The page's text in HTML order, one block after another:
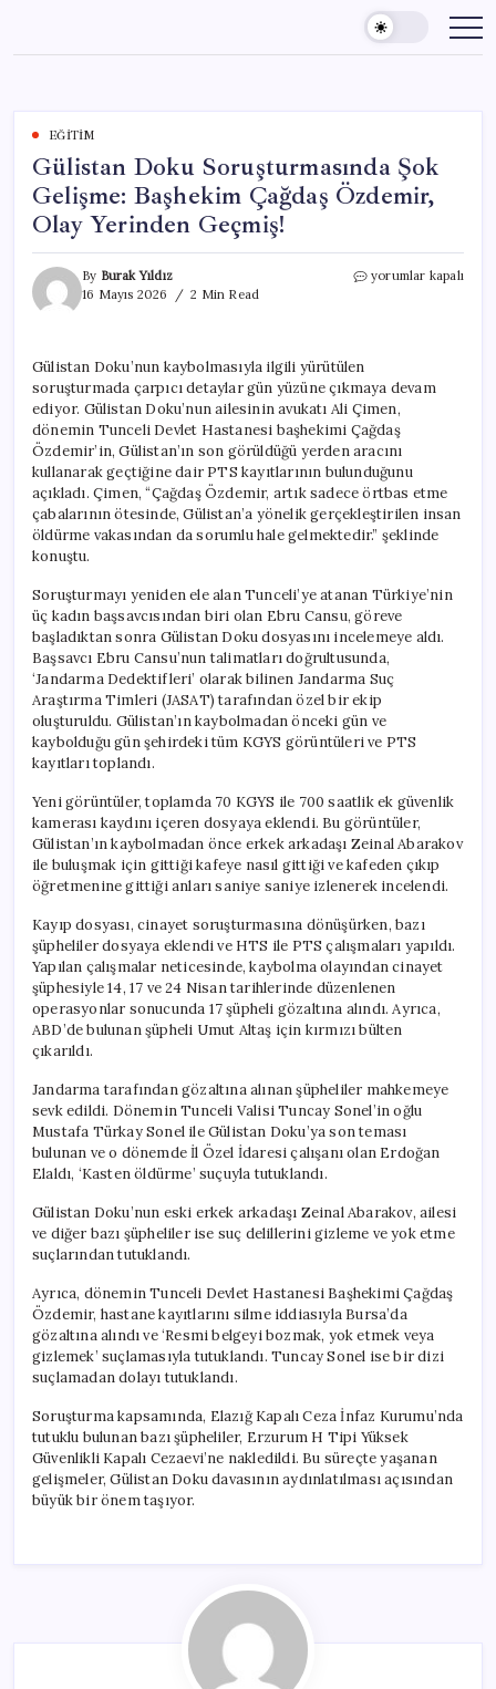
content
EĞITIM
Gülistan Doku Soruşturmasında Şok
Gelişme: Başhekim Çağdaş Özdemir,
Olay Yerinden Geçmiş!
By Burak Yıldız
16 Mayıs 2026
2 Min Read
Gülistan
Çağdaş
Özdemir,
Olay
Yerinden
Geçmiş!
için
yorumlar kapalı
Gülistan Doku’nun kaybolmasıyla ilgili yürütülen
soruşturmada çarpıcı detaylar gün yüzüne çıkmaya devam
ediyor. Gülistan Doku’nun ailesinin avukatı Ali Çimen,
dönemin Tunceli Devlet Hastanesi başhekimi Çağdaş
Özdemir’in, Gülistan’ın son görüldüğü yerden aracını
kullanarak geçtiğine dair PTS kayıtlarının bulunduğunu
açıkladı. Çimen, “Çağdaş Özdemir, artık sadece örtbas etme
çabalarının ötesinde, Gülistan’a yönelik gerçekleştirilen insan
öldürme vakasından da sorumlu hale gelmektedir.” şeklinde
konuştu.
Soruşturmayı yeniden ele alan Tunceli’ye atanan Türkiye’nin
üç kadın başsavcısından biri olan Ebru Cansu, göreve
başladıktan sonra Gülistan Doku dosyasını incelemeye aldı.
Başsavcı Ebru Cansu’nun talimatları doğrultusunda,
‘Jandarma Dedektifleri’ olarak bilinen Jandarma Suç
Araştırma Timleri (JASAT) tarafından özel bir ekip
oluşturuldu. Gülistan’ın kaybolmadan önceki gün ve
kaybolduğu gün şehirdeki tüm KGYS görüntüleri ve PTS
kayıtları toplandı.
Yeni görüntüler, toplamda 70 KGYS ile 700 saatlik ek güvenlik
kamerası kaydını içeren dosyaya eklendi. Bu görüntüler,
Gülistan’ın kaybolmadan önce erkek arkadaşı Zeinal Abarakov
ile buluşmak için gittiği kafeye nasıl gittiği ve kafeden çıkıp
öğretmenine gittiği anları saniye saniye izlenerek incelendi.
Kayıp dosyası, cinayet soruşturmasına dönüşürken, bazı
şüpheliler dosyaya eklendi ve HTS ile PTS çalışmaları yapıldı.
Yapılan çalışmalar neticesinde, kaybolma olayından cinayet
şüphesiyle 14, 17 ve 24 Nisan tarihlerinde düzenlenen
operasyonlar sonucunda 17 şüpheli gözaltına alındı. Ayrıca,
ABD’de bulunan şüpheli Umut Altaş için kırmızı bülten
çıkarıldı.
Jandarma tarafından gözaltına alınan şüpheliler mahkemeye
sevk edildi. Dönemin Tunceli Valisi Tuncay Sonel’in oğlu
Mustafa Türkay Sonel ile Gülistan Doku’ya son teması
bulunan ve o dönemde İl Özel İdaresi çalışanı olan Erdoğan
Elaldı, ‘Kasten öldürme’ suçuyla tutuklandı.
Gülistan Doku’nun eski erkek arkadaşı Zeinal Abarakov, ailesi
ve diğer bazı şüpheliler ise suç delillerini gizleme ve yok etme
suçlarından tutuklandı.
Ayrıca, dönemin Tunceli Devlet Hastanesi Başhekimi Çağdaş
Özdemir, hastane kayıtlarını silme iddiasıyla Bursa’da
gözaltına alındı ve ‘Resmi belgeyi bozmak, yok etmek veya
gizlemek’ suçlamasıyla tutuklandı. Tuncay Sonel ise bir dizi
suçlamadan dolayı tutuklandı.
Soruşturma kapsamında, Elazığ Kapalı Ceza İnfaz Kurumu’nda
tutuklu bulunan bazı şüpheliler, Erzurum H Tipi Yüksek
Güvenlikli Kapalı Cezaevi’ne nakledildi. Bu süreçte yaşanan
gelişmeler, Gülistan Doku davasının aydınlatılması açısından
büyük bir önem taşıyor.